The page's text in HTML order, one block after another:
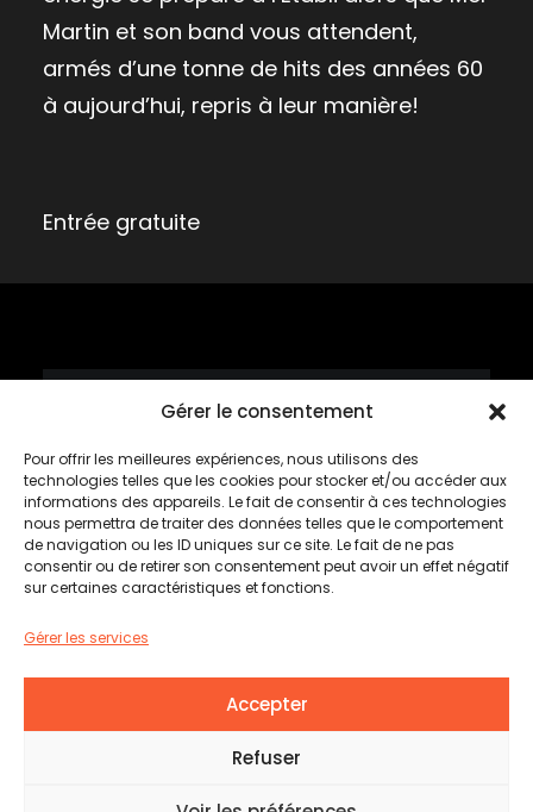
Gérer le consentement
Pour offrir les meilleures expériences, nous utilisons des
technologies telles que les cookies pour stocker et/ou accéder aux
informations des appareils. Le fait de consentir à ces technologies
nous permettra de traiter des données telles que le comportement
de navigation ou les ID uniques sur ce site. Le fait de ne pas
consentir ou de retirer son consentement peut avoir un effet négatif
sur certaines caractéristiques et fonctions.
Gérer les services
Accepter
Refuser
Martin et son band vous attendent,
armés d’une tonne de hits des années 60
à aujourd’hui, repris à leur manière!
Entrée gratuite
Mardis tartares
Rabais de 50%*
*sur le tartare sélectionné
Cette semaine
#BOEUFCHIPOTLE
Tous les mardis dès 16 heures
© 2026 L’Établi Brasserie urbaine | Tous droits